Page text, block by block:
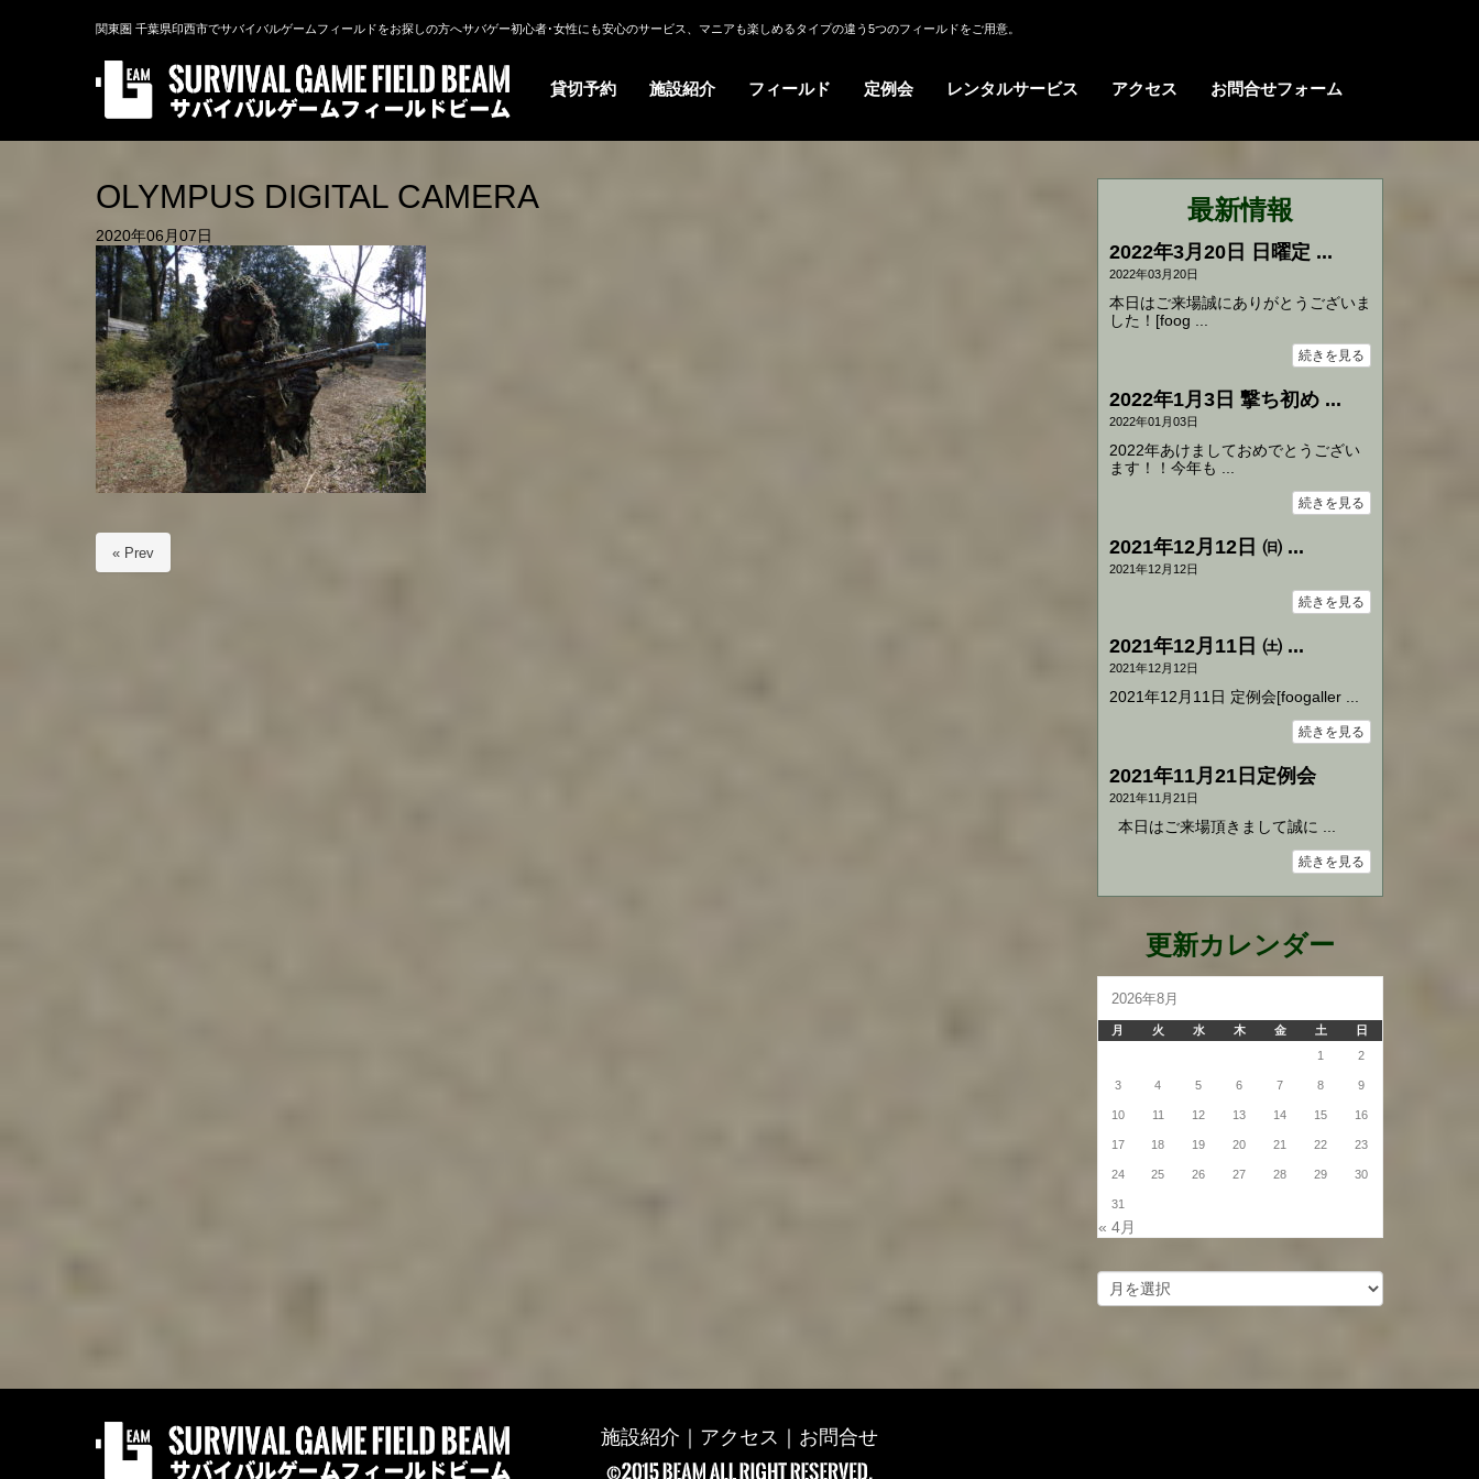
関東圏 千葉県印西市でサバイバルゲームフィールドをお探しの方へサバゲー初心者･女性にも安心のサービス、マニアも楽しめるタイプの違う5つのフィールドをご用意。
貸切予約 施設紹介 フィールド 定例会 レンタルサービス アクセス お問合せフォーム
OLYMPUS DIGITAL CAMERA
2020年06月07日
« Prev
最新情報
2022年3月20日 日曜定 ...
2022年03月20日
本日はご来場誠にありがとうございま
した！[foog ...
続きを見る
2022年1月3日 撃ち初め ...
2022年01月03日
2022年あけましておめでとうござい
ます！！今年も ...
続きを見る
2021年12月12日 ㈰ ...
2021年12月12日
続きを見る
2021年12月11日 ㈯ ...
2021年12月12日
2021年12月11日 定例会[foogaller ...
続きを見る
2021年11月21日定例会
2021年11月21日
本日はご来場頂きまして誠に ...
続きを見る
更新カレンダー
2026年8月
月 火 水 木 金 土
日
1
2
3 4 5 6 7 8 9
10 11 12 13 14 15 16
17 18 19 20 21 22 23
24 25 26 27 28 29 30
31
« 4月
施設紹介 ｜ アクセス ｜ お問合せ